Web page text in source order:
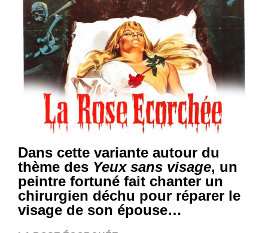
Dans cette variante autour du
thème des Yeux sans visage, un
peintre fortuné fait chanter un
chirurgien déchu pour réparer le
visage de son épouse…